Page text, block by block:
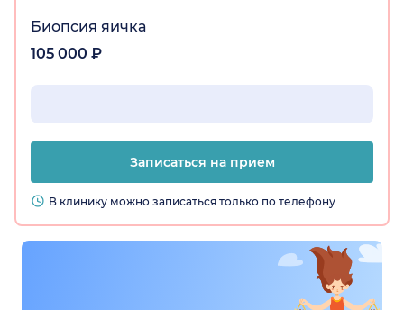
Биопсия яичка
105 000 ₽
Записаться на прием
В клинику можно записаться только по телефону